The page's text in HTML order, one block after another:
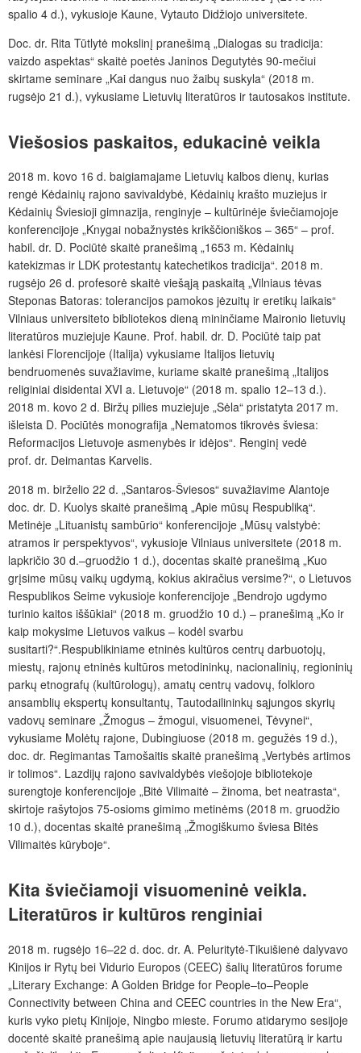
spalio 4 d.), vykusioje Kaune, Vytauto Didžiojo universitete.
Doc. dr. Rita Tūtlytė mokslinį pranešimą „Dialogas su tradicija:
vaizdo aspektas“ skaitė poetės Janinos Degutytės 90-mečiui
skirtame seminare „Kai dangus nuo žaibų suskyla“ (2018 m.
rugsėjo 21 d.), vykusiame Lietuvių literatūros ir tautosakos institute.
Viešosios paskaitos, edukacinė veikla
2018 m. kovo 16 d. baigiamajame Lietuvių kalbos dienų, kurias
rengė Kėdainių rajono savivaldybė, Kėdainių krašto muziejus ir
Kėdainių Šviesioji gimnazija, renginyje – kultūrinėje šviečiamojoje
konferencijoje „Knygai nobažnystės krikščioniškos – 365“ – prof.
habil. dr. D. Pociūtė skaitė pranešimą „1653 m. Kėdainių
katekizmas ir LDK protestantų katechetikos tradicija“. 2018 m.
rugsėjo 26 d. profesorė skaitė viešąją paskaitą „Vilniaus tėvas
Steponas Batoras: tolerancijos pamokos jėzuitų ir eretikų laikais“
Vilniaus universiteto bibliotekos dieną mininčiame Maironio lietuvių
literatūros muziejuje Kaune. Prof. habil. dr. D. Pociūtė taip pat
lankėsi Florencijoje (Italija) vykusiame Italijos lietuvių
bendruomenės suvažiavime, kuriame skaitė pranešimą „Italijos
religiniai disidentai XVI a. Lietuvoje“ (2018 m. spalio 12–13 d.).
2018 m. kovo 2 d. Biržų pilies muziejuje „Sėla“ pristatyta 2017 m.
išleista D. Pociūtės monografija „Nematomos tikrovės šviesa:
Reformacijos Lietuvoje asmenybės ir idėjos“. Renginį vedė
prof. dr. Deimantas Karvelis.
2018 m. birželio 22 d. „Santaros-Šviesos“ suvažiavime Alantoje
doc. dr. D. Kuolys skaitė pranešimą „Apie mūsų Respubliką“.
Metinėje „Lituanistų sambūrio“ konferencijoje „Mūsų valstybė:
atramos ir perspektyvos“, vykusioje Vilniaus universitete (2018 m.
lapkričio 30 d.–gruodžio 1 d.), docentas skaitė pranešimą „Kuo
grįsime mūsų vaikų ugdymą, kokius akiračius versime?“, o Lietuvos
Respublikos Seime vykusioje konferencijoje „Bendrojo ugdymo
turinio kaitos iššūkiai“ (2018 m. gruodžio 10 d.) – pranešimą „Ko ir
kaip mokysime Lietuvos vaikus – kodėl svarbu
susitarti?“.Respublikiniame etninės kultūros centrų darbuotojų,
miestų, rajonų etninės kultūros metodininkų, nacionalinių, regioninių
parkų etnografų (kultūrologų), amatų centrų vadovų, folkloro
ansamblių ekspertų konsultantų, Tautodailininkų sąjungos skyrių
vadovų seminare „Žmogus – žmogui, visuomenei, Tėvynei“,
vykusiame Molėtų rajone, Dubingiuose (2018 m. gegužės 19 d.),
doc. dr. Regimantas Tamošaitis skaitė pranešimą „Vertybės artimos
ir tolimos“. Lazdijų rajono savivaldybės viešojoje bibliotekoje
surengtoje konferencijoje „Bitė Vilimaitė – žinoma, bet neatrasta“,
skirtoje rašytojos 75-osioms gimimo metinėms (2018 m. gruodžio
10 d.), docentas skaitė pranešimą „Žmogiškumo šviesa Bitės
Vilimaitės kūryboje“.
Kita šviečiamoji visuomeninė veikla.
Literatūros ir kultūros renginiai
2018 m. rugsėjo 16–22 d. doc. dr. A. Peluritytė-Tikuišienė dalyvavo
Kinijos ir Rytų bei Vidurio Europos (CEEC) šalių literatūros forume
„Literary Exchange: A Golden Bridge for People–to–People
Connectivity between China and CEEC countries in the New Era“,
kuris vyko pietų Kinijoje, Ningbo mieste. Forumo atidarymo sesijoje
docentė skaitė pranešimą apie naujausią lietuvių literatūrą ir kartu